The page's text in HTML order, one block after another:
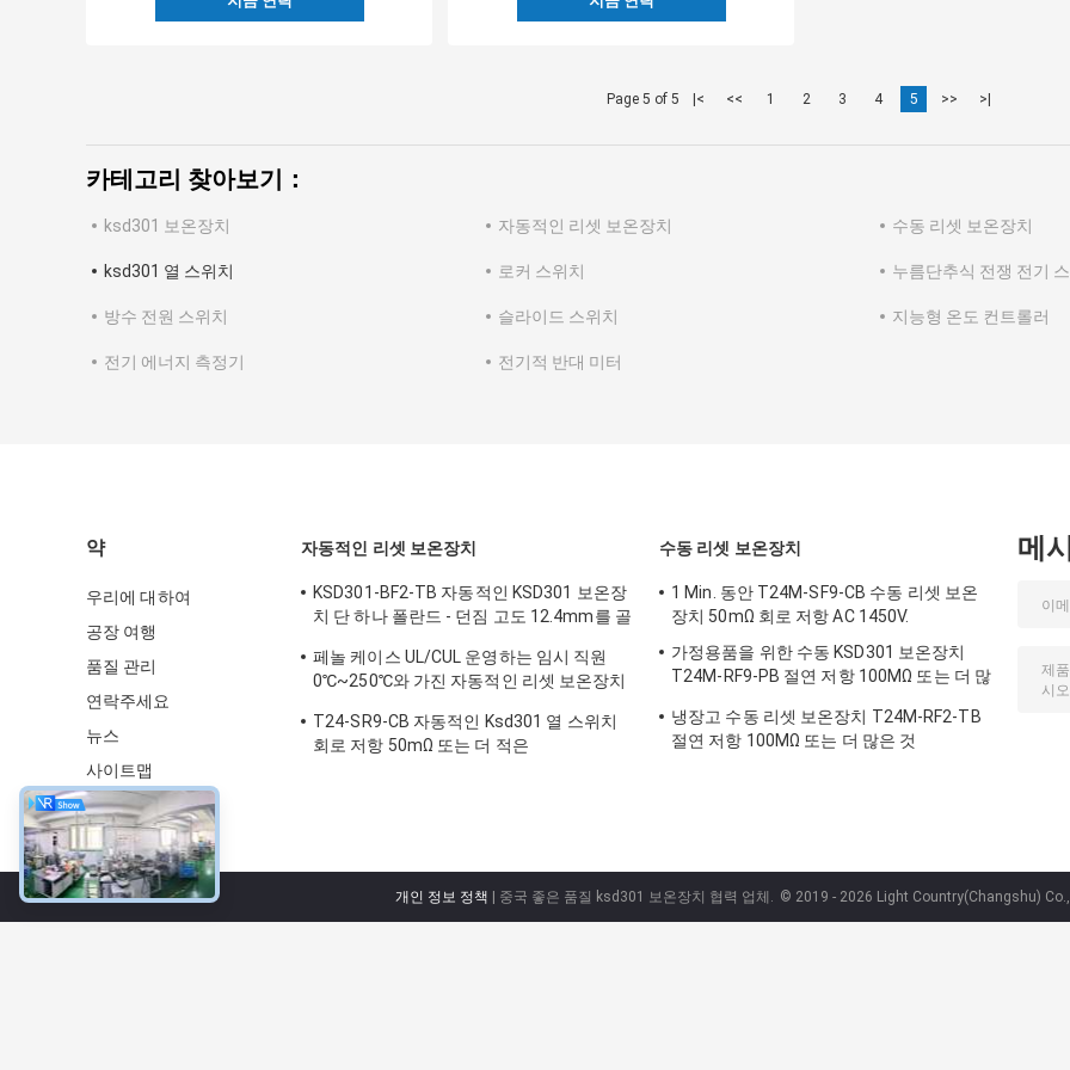
Page 5 of 5 |< << 1 2 3 4 5 >> >|
카테고리 찾아보기：
ksd301 보온장치 자동적인 리셋 보온장치 수동 리셋 보온장치
ksd301 열 스위치 로커 스위치 누름단추식 전쟁 전기
방수 전원 스위치 슬라이드 스위치 지능형 온도 컨트롤러
전기 에너지 측정기 전기적 반대 미터
약
우리에 대하여
공장 여행
품질 관리
연락주세요
뉴스
사이트맵
자동적인 리셋 보온장치
KSD301-BF2-TB 자동적인 KSD301 보온장
치 단 하나 폴란드 - 던짐 고도 12.4mm를 골
페놀 케이스 UL/CUL 운영하는 임시 직원
0℃~250℃와 가진 자동적인 리셋 보온장치
T24-SR9-CB 자동적인 Ksd301 열 스위치
회로 저항 50mΩ 또는 더 적은
수동 리셋 보온장치
1 Min. 동안 T24M-SF9-CB 수동 리셋 보온
장치 50mΩ 회로 저항 AC 1450V.
가정용품을 위한 수동 KSD301 보온장치
T24M-RF9-PB 절연 저항 100MΩ 또는 더 많
냉장고 수동 리셋 보온장치 T24M-RF2-TB
절연 저항 100MΩ 또는 더 많은 것
메
개인 정보 정책 | 중국 좋은 품질 ksd301 보온장치 협력 업체. © 2019 - 2026 Light Country(Changshu)